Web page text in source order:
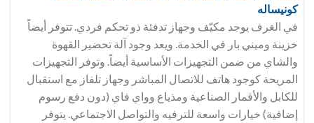
كونيساله
في الغرف يوجد مكيّف وجهاز تدفئة ذو تحكم فردي. تتوفر أيضاً
خزينة وميني بار في الخدمة. ويعد وجود آلة تحضير القهوة
والشاي من ضمن التجهيزات الأساسية أيضاً. وتوفر التجهيزات
المريحة كوجود هاتف للاتصال المباشر وجهاز تلفاز مع استقبال
للكابل والأقمار الصناعية ومذياع وواي فاي (دون دفع رسوم
إضافية) خيارات واسعة للترفيه والتواصل الاجتماعي. يتوفر